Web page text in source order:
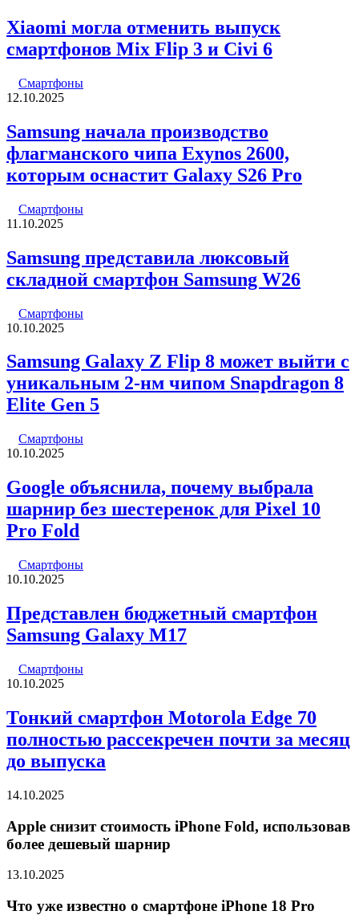
Xiaomi могла отменить выпуск
смартфонов Mix Flip 3 и Civi 6
Смартфоны
12.10.2025
Samsung начала производство
флагманского чипа Exynos 2600,
которым оснастит Galaxy S26 Pro
Смартфоны
11.10.2025
Samsung представила люксовый
складной смартфон Samsung W26
Смартфоны
10.10.2025
Samsung Galaxy Z Flip 8 может выйти с
уникальным 2-нм чипом Snapdragon 8
Elite Gen 5
Смартфоны
10.10.2025
Google объяснила, почему выбрала
шарнир без шестеренок для Pixel 10
Pro Fold
Смартфоны
10.10.2025
Представлен бюджетный смартфон
Samsung Galaxy M17
Смартфоны
10.10.2025
Тонкий смартфон Motorola Edge 70
полностью рассекречен почти за месяц
до выпуска
14.10.2025
Apple снизит стоимость iPhone Fold, использовав
более дешевый шарнир
13.10.2025
Что уже известно о смартфоне iPhone 18 Pro